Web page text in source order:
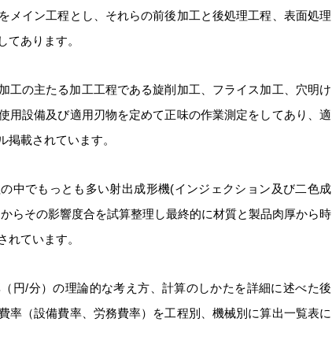
メイン工程とし、それらの前後加工と後処理工程、表面処理
てあります。
工の主たる加工工程である旋削加工、フライス加工、穴明け
用設備及び適用刃物を定めて正味の作業測定をしてあり、適
掲載されています。
中でもっとも多い射出成形機(インジェクション及び二色成
らその影響度合を試算整理し最終的に材質と製品肉厚から時
れています。
円/分）の理論的な考え方、計算のしかたを詳細に述べた後
率（設備費率、労務費率）を工程別、機械別に算出一覧表に